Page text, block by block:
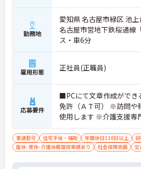
勤務地
愛知県 名古屋市緑区 池
名古屋市営地下鉄桜通線
ス・車6分
雇用形態 正社員(正職員)
応募要件
■PCにて文章作成がで
免許（ＡＴ可） ※訪問や
使用します ※介護支援専
の方でも歓迎です
車通勤可 住宅手当・補助 年間休日110日以上
産休･育休･介護休暇取得実績あり
社会保険完備 交